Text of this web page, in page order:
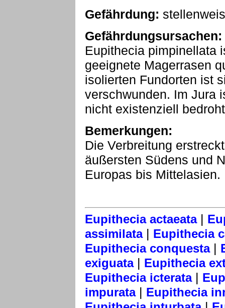
Gefährdung:
Gefährdungsursachen:
Eupithecia pimpinellata
geeignete Magerrasen
isolierten Fundorten ist
verschwunden. Im Jura
nicht existenziell
Bemerkungen:
Die Verbreitung
äußersten Südens und
Europas bis Mittelasien.
Eupithecia actaeata|
assimilata| Eupithecia
Eupithecia conquesta|
exiguata| Eupithecia
Eupithecia icterata|
impurata| Eupithecia